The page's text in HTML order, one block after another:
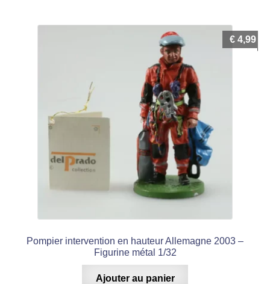
Pompier intervention en hauteur Allemagne 2003 –
Figurine métal 1/32
€ 4,99
Ajouter au panier